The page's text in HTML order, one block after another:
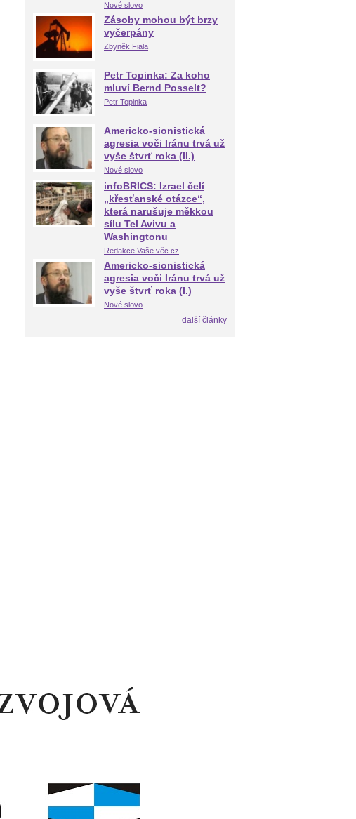
Nové slovo
Zásoby mohou být brzy
vyčerpány
Zbyněk Fiala
Petr Topinka: Za koho
mluví Bernd Posselt?
Petr Topinka
Americko-sionistická
agresia voči Iránu trvá už
vyše štvrť roka (II.)
Nové slovo
infoBRICS: Izrael čelí
„křesťanské otázce“,
která narušuje měkkou
sílu Tel Avivu a
Washingtonu
Redakce Vaše věc.cz
Americko-sionistická
agresia voči Iránu trvá už
vyše štvrť roka (I.)
Nové slovo
další články